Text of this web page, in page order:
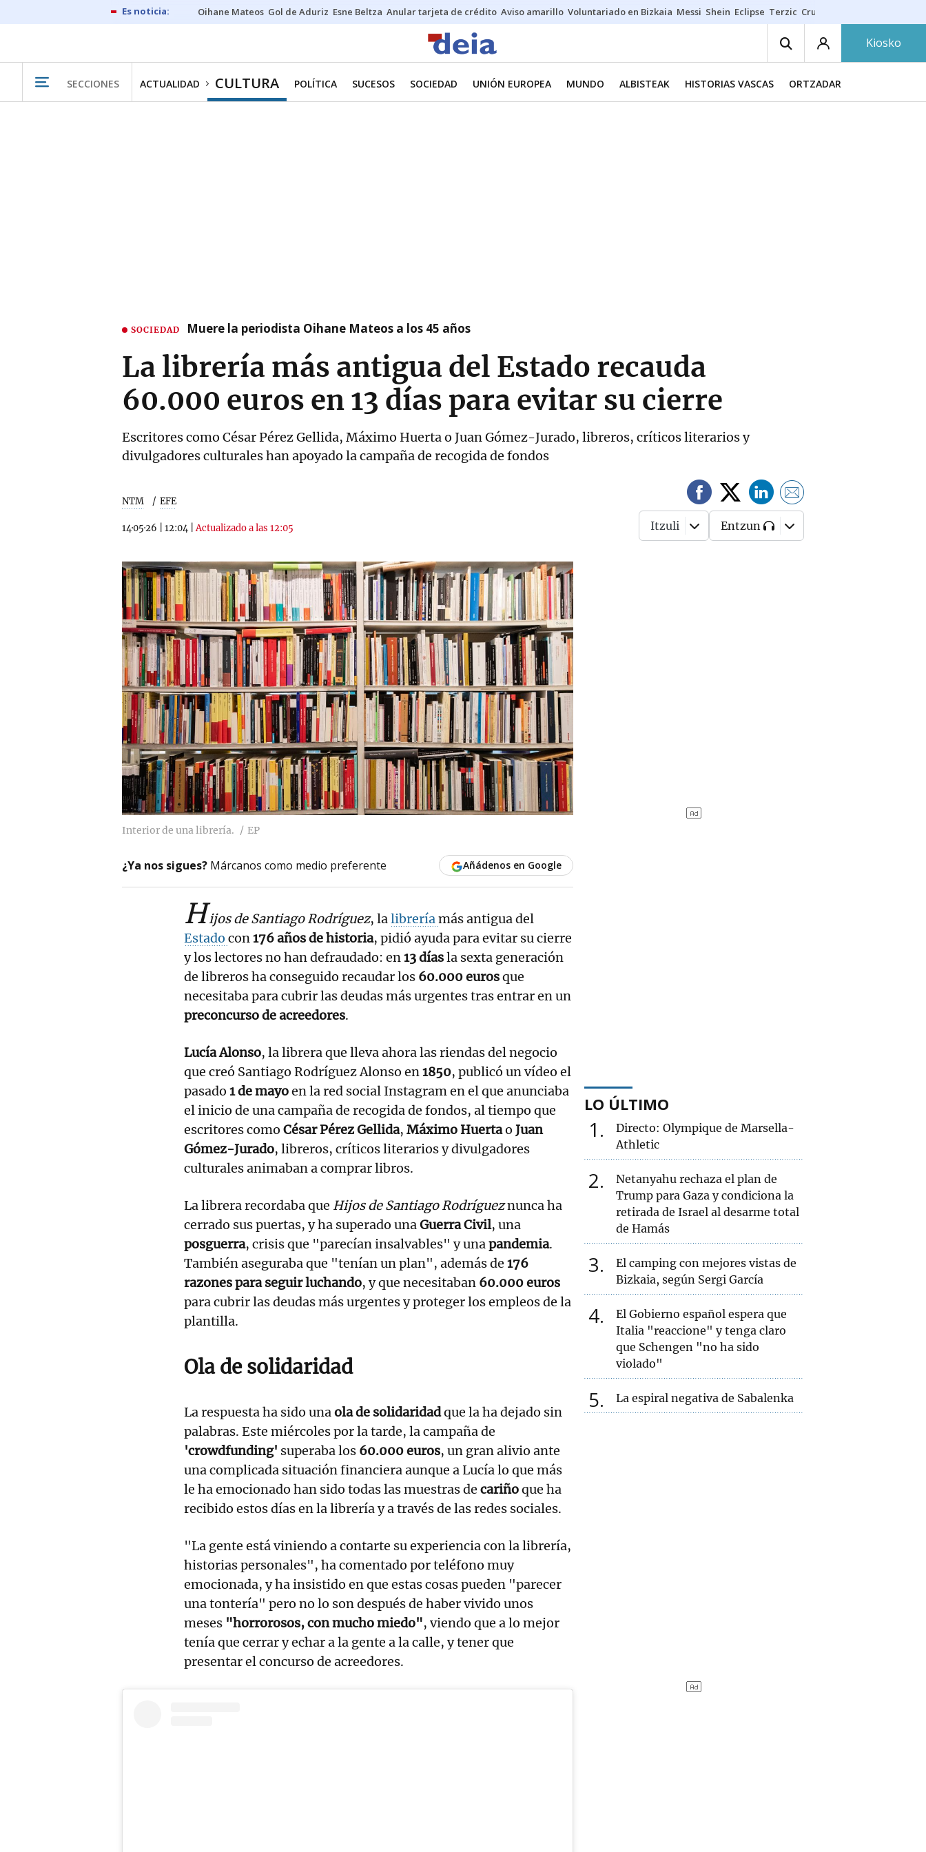
Oihane Mateos Gol de Aduriz Esne Beltza Anular tarjeta de crédito Aviso amarillo Voluntariado en Bizkaia Messi Shein Eclipse Terzic Cruz Gorbeia
Kiosko
SECCIONES ACTUALIDAD CULTURA POLÍTICA SUCESOS SOCIEDAD UNIÓN EUROPEA MUNDO ALBISTEAK HISTORIAS VASCAS ORTZADAR
SOCIEDAD Muere la periodista Oihane Mateos a los 45 años
La librería más antigua del Estado recauda
60.000 euros en 13 días para evitar su cierre
Escritores como César Pérez Gellida, Máximo Huerta o Juan Gómez-Jurado, libreros, críticos literarios y
divulgadores culturales han apoyado la campaña de recogida de fondos
NTM EFE
14·05·26 12:04 |Actualizado a las 12:05 Itzuli Entzun
Interior de una librería. EP
¿Ya nos sigues? Márcanos como medio preferente Añádenos en Google
Hijos de Santiago Rodríguez, lalibreríamás antigua del
Estado con176 años de historia, pidió ayuda para evitar su cierre
y los lectores no han defraudado: en13 díasla sexta generación
de libreros ha conseguido recaudar los 60.000 eurosque
necesitaba para cubrir las deudas más urgentes tras entrar en un
preconcurso de acreedores.
Lucía Alonso, la librera que lleva ahora las riendas del negocio
que creó Santiago Rodríguez Alonso en1850, publicó un vídeo el
pasado 1 de mayoen la red social Instagram en el que anunciaba
el inicio de una campaña de recogida de fondos, al tiempo que
escritores como César Pérez Gellida, Máximo Huertao Juan
Gómez-Jurado, libreros, críticos literarios y divulgadores
culturales animaban a comprar libros.
La librera recordaba que Hijos de Santiago Rodrígueznunca ha
cerrado sus puertas, y ha superado unaGuerra Civil, una
posguerra, crisis que "parecían insalvables" y unapandemia.
También aseguraba que "tenían un plan", además de 176
razones para seguir luchando, y que necesitaban 60.000 euros
para cubrir las deudas más urgentes y proteger los empleos de la
plantilla.
Ola de solidaridad
La respuesta ha sido unaola de solidaridadque la ha dejado sin
palabras. Este miércoles por la tarde, la campaña de
'crowdfunding' superaba los 60.000 euros, un gran alivio ante
una complicada situación financiera aunque a Lucía lo que más
le ha emocionado han sido todas las muestras de cariñoque ha
recibido estos días en la librería y a través de las redes sociales.
"La gente está viniendo a contarte su experiencia con la librería,
historias personales", ha comentado por teléfono muy
emocionada, y ha insistido en que estas cosas pueden "parecer
una tontería" pero no lo son después de haber vivido unos
meses "horrorosos, con mucho miedo", viendo que a lo mejor
tenía que cerrar y echar a la gente a la calle, y tener que
presentar el concurso de acreedores.
LO ÚLTIMO
1
Directo: Olympique de Marsella-
Athletic
2
Netanyahu rechaza el plan de
Trump para Gaza y condiciona la
retirada de Israel al desarme total
de Hamás
3
El camping con mejores vistas de
Bizkaia, según Sergi García
4
El Gobierno español espera que
Italia "reaccione" y tenga claro
que Schengen "no ha sido
violado"
5 La espiral negativa de Sabalenka